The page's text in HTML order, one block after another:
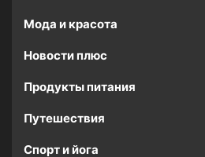
Мода и красота
Новости плюс
Продукты питания
Путешествия
Спорт и йога